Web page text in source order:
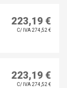
223,19 €
C/ IVA 274,52 €
223,19 €
C/ IVA 274,52 €